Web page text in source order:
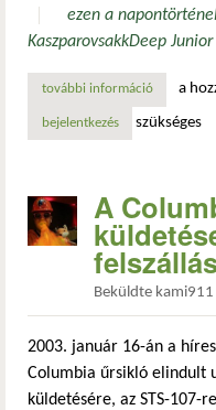
ezen a napon
KaszparovsakkDeep Junior
további információkaszparov
a
bejelentkezés szükséges
A
Beküldte kami911
2003. január 16-án a híres
Columbia űrsikló elindult
küldetésére, az STS-107-